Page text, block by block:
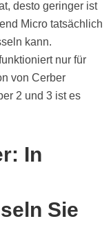
desto geringer ist
Micro tatsächlich
kann.
nur für
von Cerber
2 und 3 ist es
In
Sie